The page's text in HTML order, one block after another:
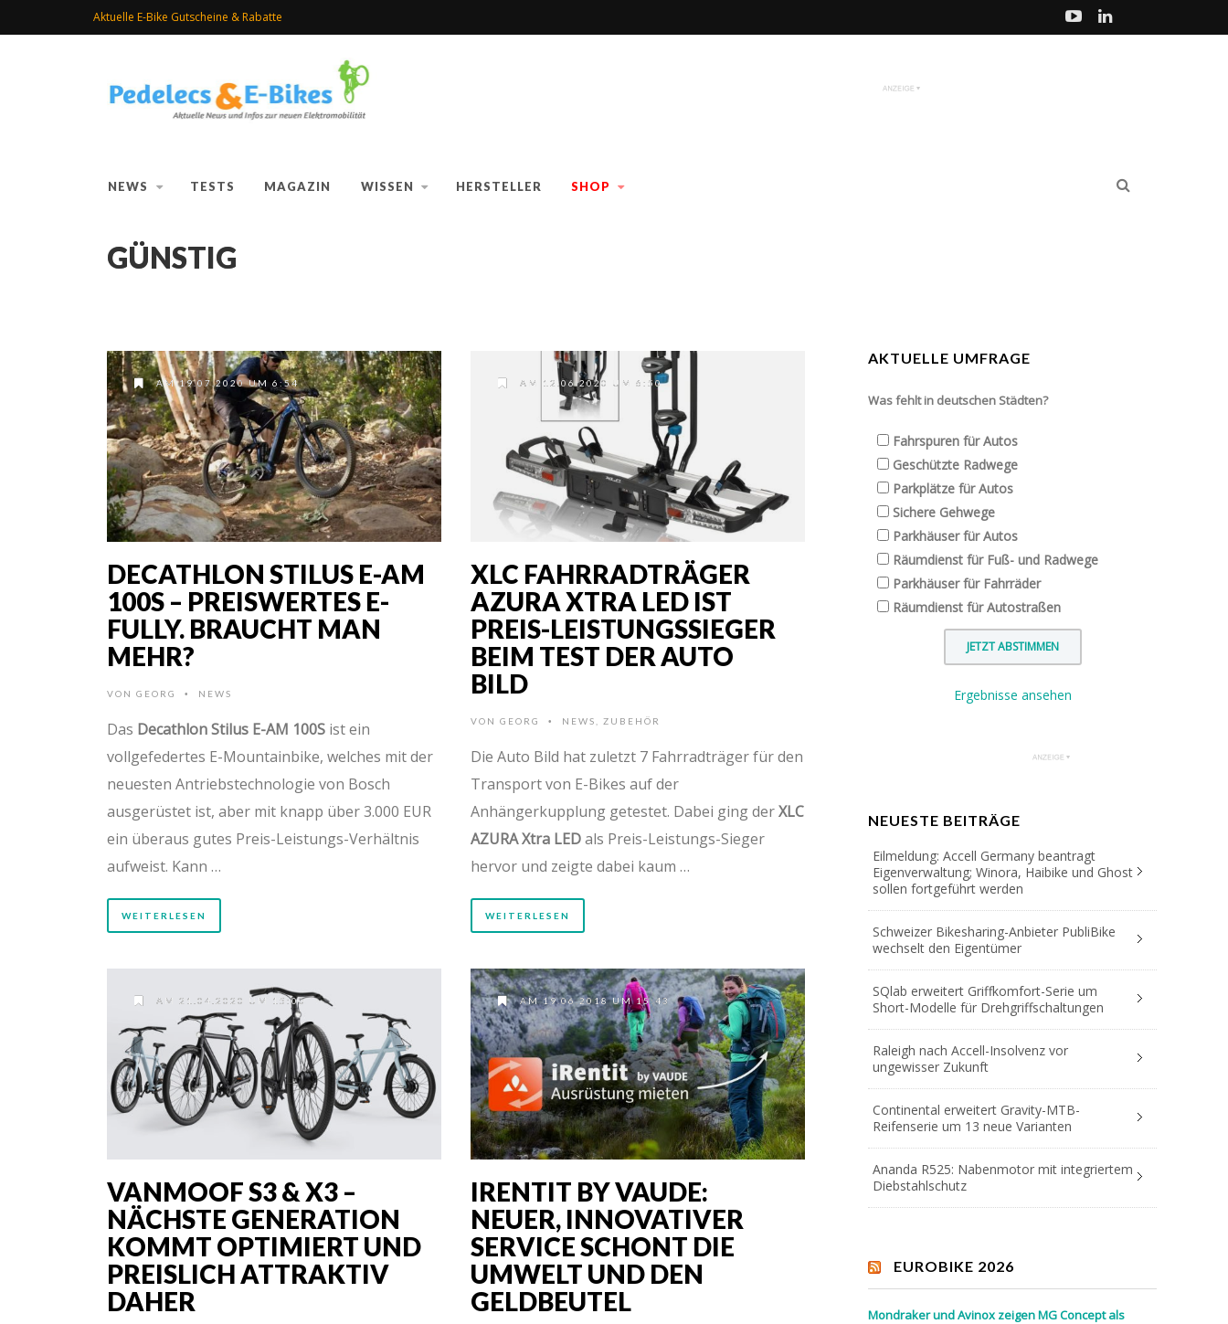
Aktuelle E-Bike Gutscheine & Rabatte
NEWS TESTS MAGAZIN WISSEN HERSTELLER SHOP
GÜNSTIG
AM 19.07.2020 UM 6:54
DECATHLON STILUS E-AM
100S – PREISWERTES E-
FULLY. BRAUCHT MAN
MEHR?
VON GEORG • NEWS
Das Decathlon Stilus E-AM 100S ist ein
vollgefedertes E-Mountainbike, welches mit der
neuesten Antriebstechnologie von Bosch
ausgerüstet ist, aber mit knapp über 3.000 EUR
ein überaus gutes Preis-Leistungs-Verhältnis
aufweist. Kann …
WEITERLESEN
AM 12.06.2020 UM 6:50
XLC FAHRRADTRÄGER
AZURA XTRA LED IST
PREIS-LEISTUNGSSIEGER
BEIM TEST DER AUTO
BILD
VON GEORG • NEWS ZUBEHÖR
Die Auto Bild hat zuletzt 7 Fahrradträger für den
Transport von E-Bikes auf der
Anhängerkupplung getestet. Dabei ging derXLC
AZURA Xtra LEDals Preis-Leistungs-Sieger
hervor und zeigte dabei kaum …
WEITERLESEN
AM 21.04.2020 UM 15:00
VANMOOF S3 & X3 –
NÄCHSTE GENERATION
KOMMT OPTIMIERT UND
PREISLICH ATTRAKTIV
DAHER
AM 19.06.2018 UM 15:43
IRENTIT BY VAUDE:
NEUER, INNOVATIVER
SERVICE SCHONT DIE
UMWELT UND DEN
GELDBEUTEL
AKTUELLE UMFRAGE
Was fehlt in deutschen Städten?
Fahrspuren für Autos
Geschützte Radwege
Parkplätze für Autos
Sichere Gehwege
Parkhäuser für Autos
Räumdienst für Fuß- und Radwege
Parkhäuser für Fahrräder
Räumdienst für Autostraßen
Ergebnisse ansehen
NEUESTE BEITRÄGE
Eilmeldung: Accell Germany beantragt
Eigenverwaltung; Winora, Haibike und Ghost
sollen fortgeführt werden
Schweizer Bikesharing-Anbieter PubliBike
wechselt den Eigentümer
SQlab erweitert Griffkomfort-Serie um
Short-Modelle für Drehgriffschaltungen
Raleigh nach Accell-Insolvenz vor
ungewisser Zukunft
Continental erweitert Gravity-MTB-
Reifenserie um 13 neue Varianten
Ananda R525: Nabenmotor mit integriertem
Diebstahlschutz
EUROBIKE 2026
Mondraker und Avinox zeigen MG Concept als